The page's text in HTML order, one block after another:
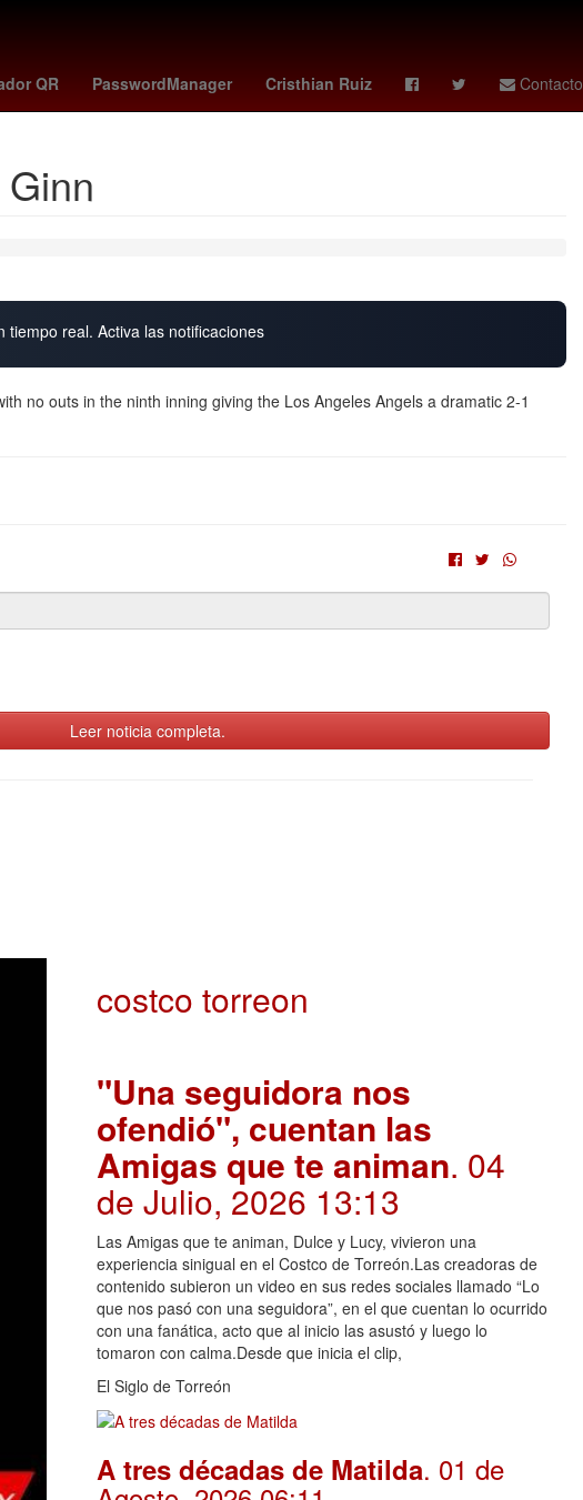
QR PasswordManager Cristhian Ruiz Contacto
España soborno 27 de marzo amanda anisimova
tiempo real. Activa las notificaciones
no outs in the ninth inning giving the Los Angeles Angels a dramatic 2-1
Leer noticia completa.
costco torreon
"Una seguidora nos
ofendió", cuentan las
Amigas que te animan. 04
de Julio, 2026 13:13
Las Amigas que te animan, Dulce y Lucy, vivieron una
experiencia sinigual en el Costco de Torreón.Las creadoras de
contenido subieron un video en sus redes sociales llamado “Lo
que nos pasó con una seguidora”, en el que cuentan lo ocurrido
con una fanática, acto que al inicio las asustó y luego lo
tomaron con calma.Desde que inicia el clip,
El Siglo de Torreón
A tres décadas de Matilda. 01 de